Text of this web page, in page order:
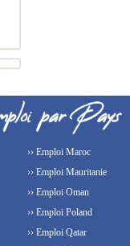
›› Emploi Maroc
›› Emploi Mauritanie
›› Emploi Oman
›› Emploi Poland
›› Emploi Qatar